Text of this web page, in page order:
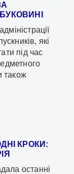
які
під час
також
КРОКИ:
останні